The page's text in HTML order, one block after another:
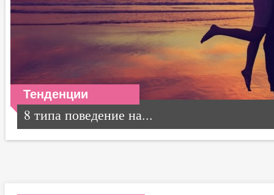
Тенденции
8 типа поведение на...